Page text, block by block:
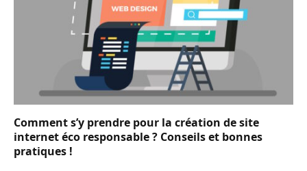
Comment s’y prendre pour la création de site
internet éco responsable ? Conseils et bonnes
pratiques !